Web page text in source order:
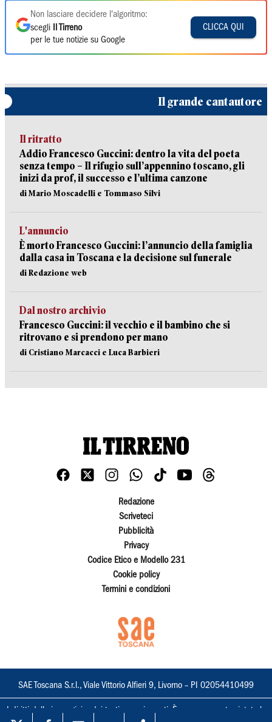
Non lasciare decidere l'algoritmo:
scegli
Il Tirreno
per le tue notizie su Google
CLICCA QUI
Il grande cantautore
Il ritratto
Addio Francesco Guccini: dentro la vita del poeta
senza tempo – Il rifugio sull’appennino toscano, gli
inizi da prof, il successo e l’ultima canzone
di Mario Moscadelli e Tommaso Silvi
L'annuncio
È morto Francesco Guccini: l’annuncio della famiglia
dalla casa in Toscana e la decisione sul funerale
di Redazione web
Dal nostro archivio
Francesco Guccini: il vecchio e il bambino che si
ritrovano e si prendono per mano
di Cristiano Marcacci e Luca Barbieri
Redazione
Scriveteci
Pubblicità
Privacy
Codice Etico e Modello 231
Cookie policy
Termini e condizioni
SAE Toscana S.r.l., Viale Vittorio Alfieri 9, Livorno – PI 02054410499
I diritti delle immagini e dei testi sono riservati. È espressamente vietata la